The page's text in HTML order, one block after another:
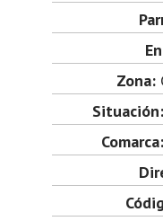
Zona:
Situación:
Comarca: